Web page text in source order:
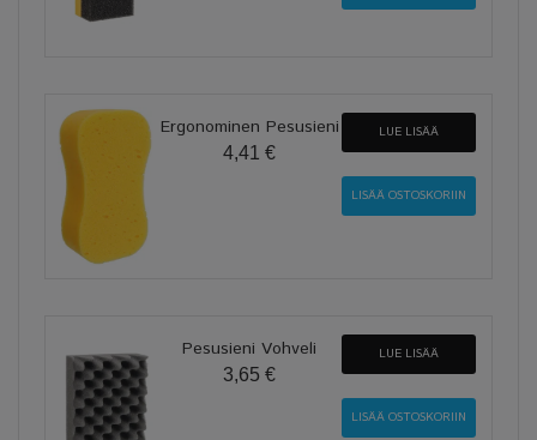
Ergonominen Pesusieni
4,41 €
LUE LISÄÄ
Pesusieni Vohveli
3,65 €
LUE LISÄÄ